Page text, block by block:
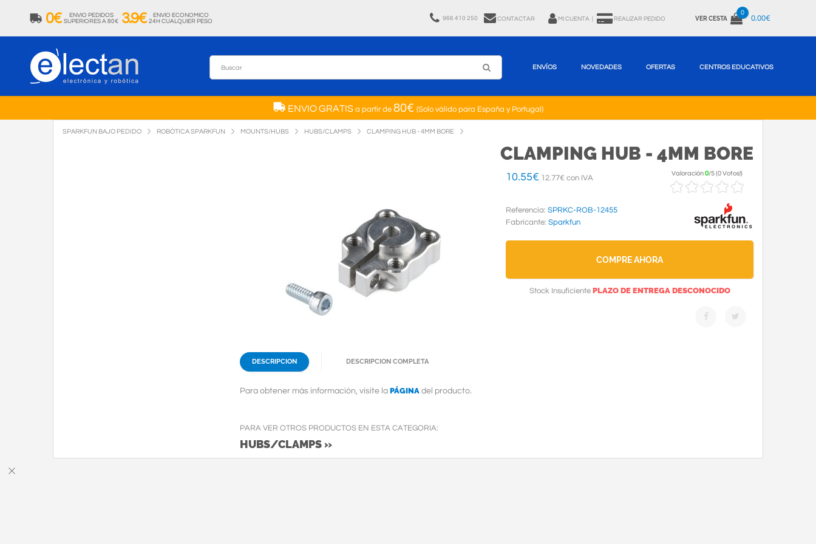
0€
ENVIO PEDIDOS
SUPERIORES A 80€ 3.9€
ENVIO ECONOMICO
24H CUALQUIER PESO
966 410 250 CONTACTAR MI CUENTA REALIZAR PEDIDO VER CESTA
0
0.00€
ENVÍOS NOVEDADES OFERTAS CENTROS EDUCATIVOS
ENVIO GRATISa partir de 80€ (Solo válido para España y Portugal)
SPARKFUN BAJO PEDIDO ROBÓTICA SPARKFUN MOUNTS/HUBS HUBS/CLAMPS CLAMPING HUB - 4MM BORE
CLAMPING HUB - 4MM BORE
10.55€ 12.77€ con IVA
Valoración0/5(0 Votos!)
Referencia: SPRKC-ROB-12455
Fabricante: Sparkfun
COMPRE AHORA
Stock Insuficiente PLAZO DE ENTREGA DESCONOCIDO
DESCRIPCION DESCRIPCION COMPLETA
Para obtener más información, visite la PÁGINA del producto.
PARA VER OTROS PRODUCTOS EN ESTA CATEGORIA:
HUBS/CLAMPS »